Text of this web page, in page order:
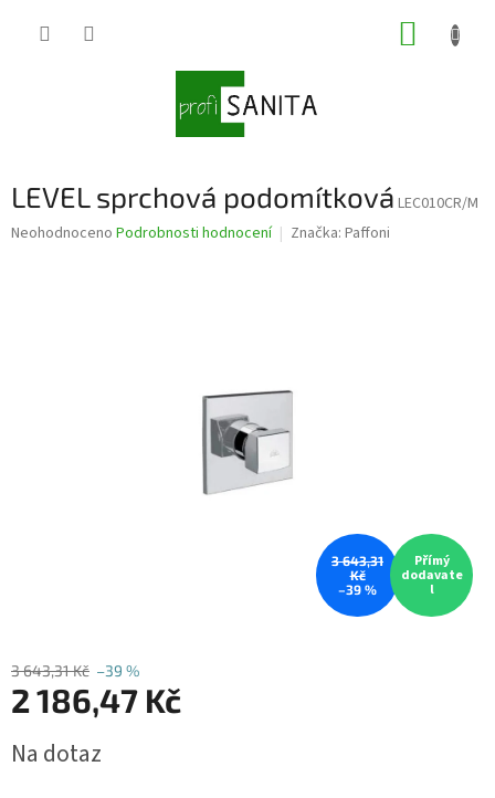
LEVEL sprchová podomítková LEC010CR/M
Průměrné
Neohodnoceno Podrobnosti hodnocení Značka: Paffoni
3 643,31
Kč
–39 %
Přímý
dodavate
l
3 643,31 Kč –39 %
2 186,47 Kč
cena:
Na dotaz